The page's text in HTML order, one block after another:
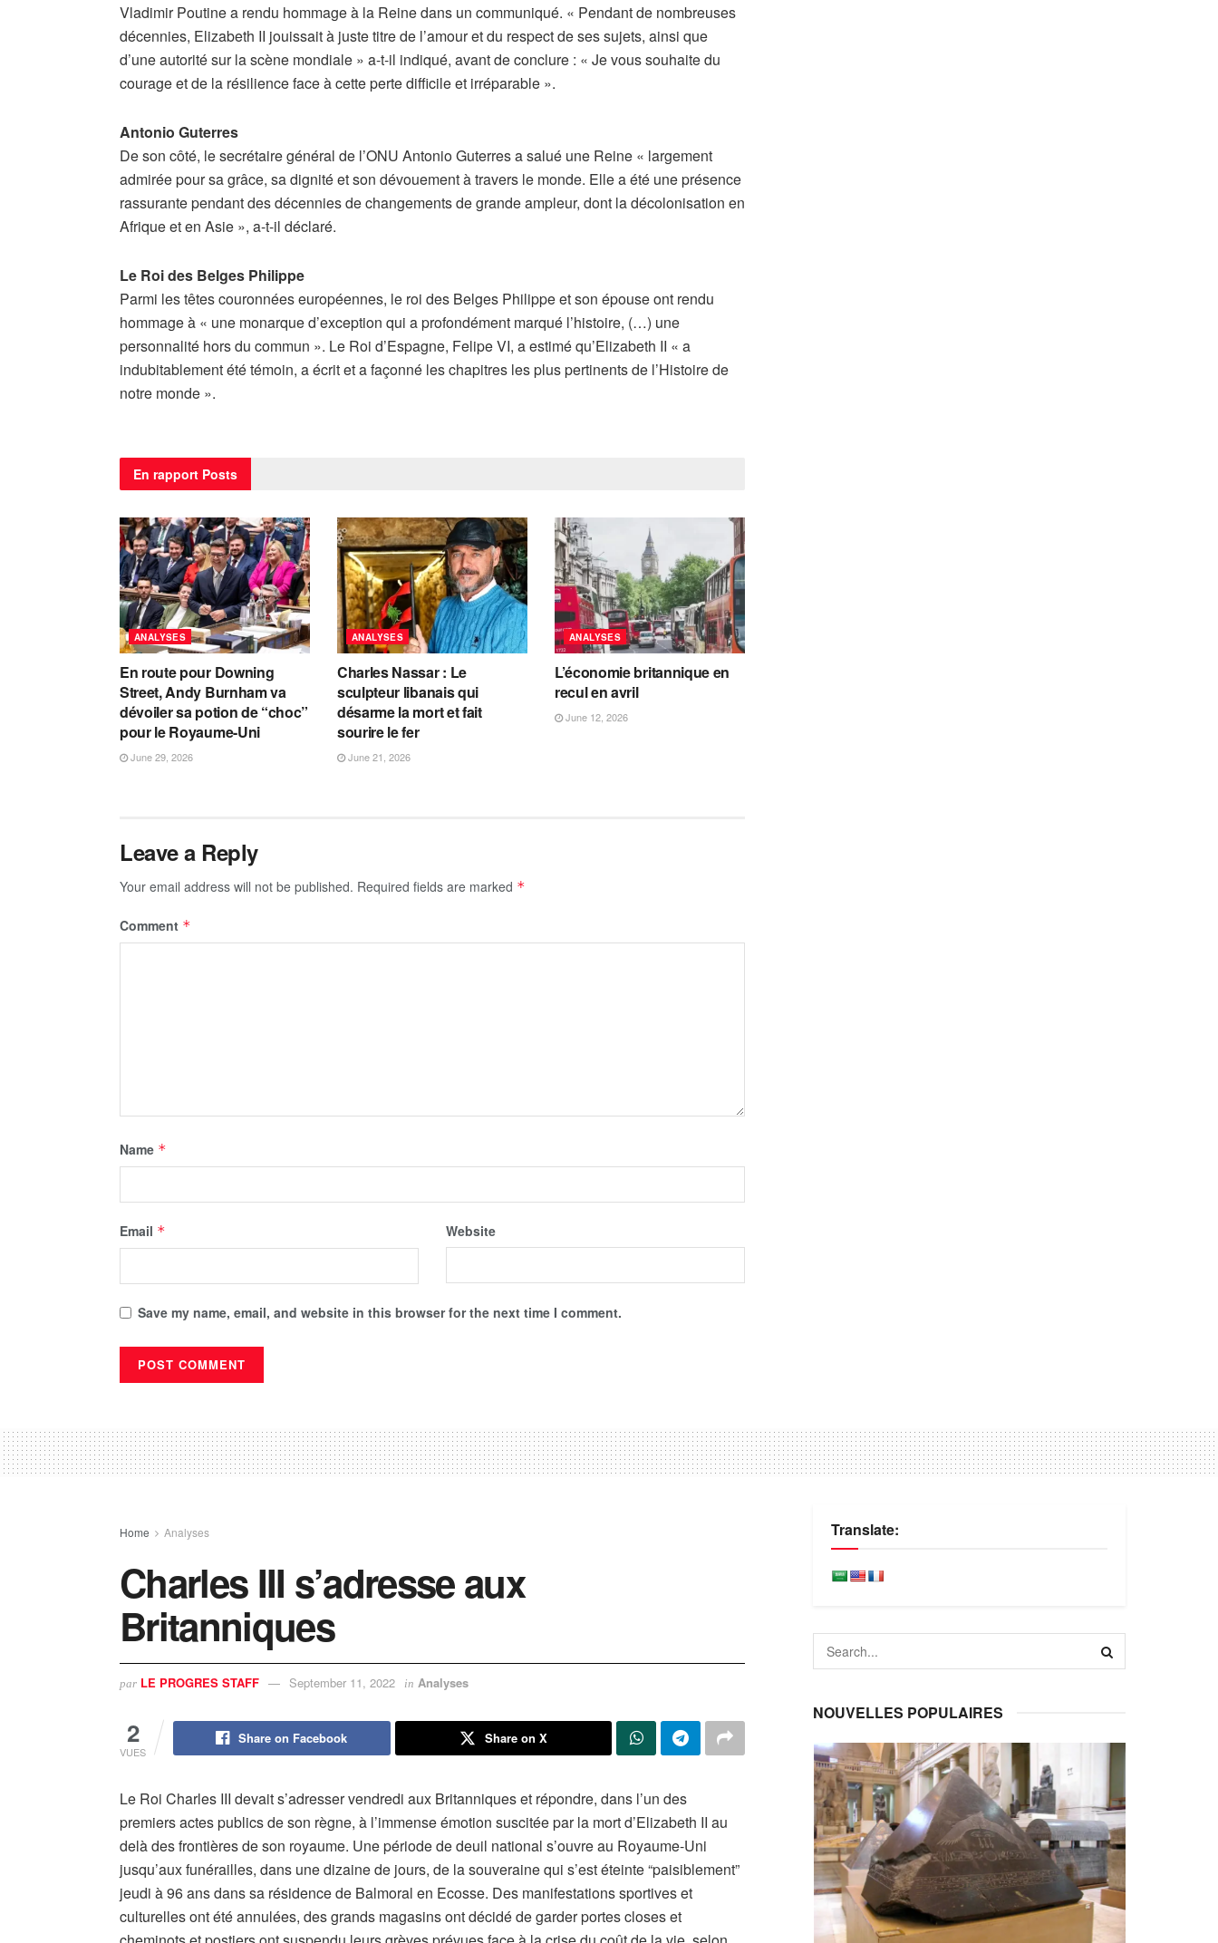
Vladimir Poutine a rendu hommage à la Reine dans un communiqué. « Pendant de nombreuses
décennies, Elizabeth II jouissait à juste titre de l’amour et du respect de ses sujets, ainsi que
d’une autorité sur la scène mondiale » a-t-il indiqué, avant de conclure : « Je vous souhaite du
courage et de la résilience face à cette perte difficile et irréparable ».
Antonio Guterres
De son côté, le secrétaire général de l’ONU Antonio Guterres a salué une Reine « largement
admirée pour sa grâce, sa dignité et son dévouement à travers le monde. Elle a été une présence
rassurante pendant des décennies de changements de grande ampleur, dont la décolonisation en
Afrique et en Asie », a-t-il déclaré.
Le Roi des Belges Philippe
Parmi les têtes couronnées européennes, le roi des Belges Philippe et son épouse ont rendu
hommage à « une monarque d’exception qui a profondément marqué l’histoire, (…) une
personnalité hors du commun ». Le Roi d’Espagne, Felipe VI, a estimé qu’Elizabeth II « a
indubitablement été témoin, a écrit et a façonné les chapitres les plus pertinents de l’Histoire de
notre monde ».
En rapport Posts
ANALYSES
En route pour Downing
Street, Andy Burnham va
dévoiler sa potion de “choc”
pour le Royaume-Uni
June 29, 2026
ANALYSES
Charles Nassar : Le
sculpteur libanais qui
désarme la mort et fait
sourire le fer
June 21, 2026
ANALYSES
L’économie britannique en
recul en avril
June 12, 2026
Leave a Reply
Your email address will not be published. Required fields are marked *
Comment *
Name *
Email * Website
Save my name, email, and website in this browser for the next time I comment.
Home Analyses
Charles III s’adresse aux
Britanniques
par LE PROGRES STAFF September 11, 2022 in Analyses
2
VUES
Share on Facebook Share on X
Le Roi Charles III devait s’adresser vendredi aux Britanniques et répondre, dans l’un des
premiers actes publics de son règne, à l’immense émotion suscitée par la mort d’Elizabeth II au
delà des frontières de son royaume. Une période de deuil national s’ouvre au Royaume-Uni
jusqu’aux funérailles, dans une dizaine de jours, de la souveraine qui s’est éteinte “paisiblement”
jeudi à 96 ans dans sa résidence de Balmoral en Ecosse. Des manifestations sportives et
culturelles ont été annulées, des grands magasins ont décidé de garder portes closes et
Translate:
NOUVELLES POPULAIRES